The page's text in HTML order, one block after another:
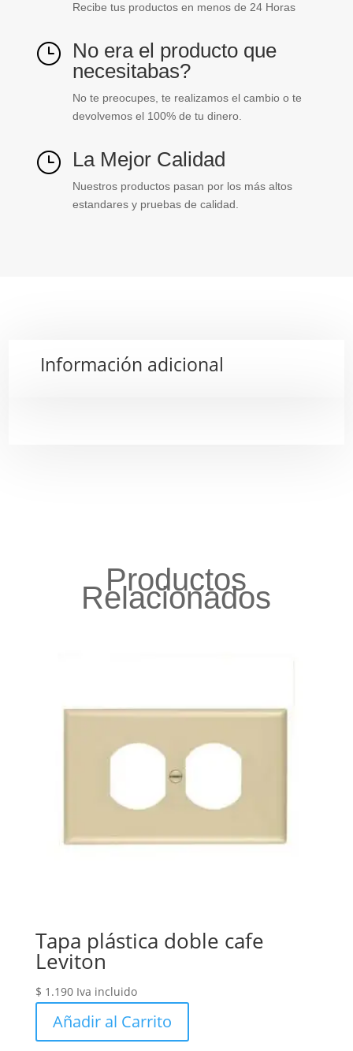
Recibe tus productos en menos de 24 Horas
} No era el producto que
necesitabas?
No te preocupes, te realizamos el cambio o te
devolvemos el 100% de tu dinero.
} La Mejor Calidad
Nuestros productos pasan por los más altos
estandares y pruebas de calidad.
Información adicional
Productos
Relacionados
Tapa plástica doble cafe
Leviton
$ 1.190 Iva incluido
Añadir al Carrito